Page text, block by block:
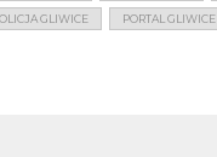
GLIWICE PORTAL GLIWICE